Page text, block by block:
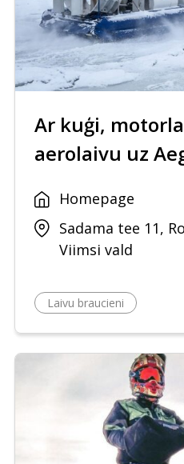
Ar kuģi,
aerolaivu uz
Homepage
Sadama tee 11,
Viimsi vald
Laivu braucieni